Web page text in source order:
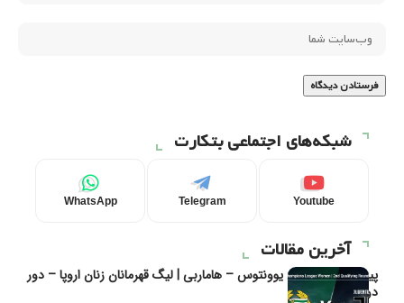
شبکه‌های اجتماعی بتکارت
Youtube
Telegram
WhatsApp
آخرین مقالات
پیش‌بینی و تحلیل یوونتوس – هاماربی | لیگ قهرمانان زنان اروپا – دور
دوم مرحله